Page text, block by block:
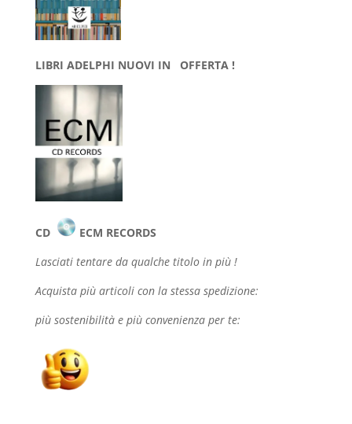
LIBRI ADELPHI NUOVI IN OFFERTA !
CD
ECM RECORDS
Lasciati tentare da qualche titolo in più !
Acquista più articoli con la stessa spedizione:
più sostenibilità e più convenienza per te: